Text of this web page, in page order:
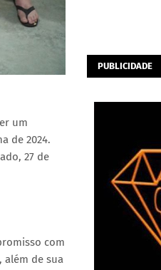
um
de 2024.
27 de
com
além de sua
PUBLICIDADE